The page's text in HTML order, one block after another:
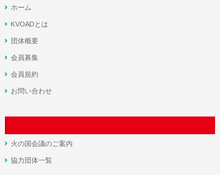
ホーム
KVOADとは
団体概要
会員募集
会員規約
お問い合わせ
火の国会議のご案内
協力団体一覧